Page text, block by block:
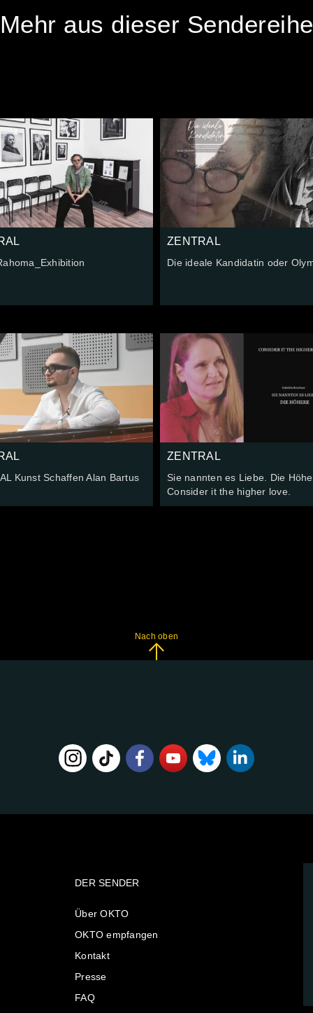
Mehr aus dieser Sendereihe
ZENTRAL
Die ideale Kandidatin oder
Kunst Schaffen Alan Bartus
ZENTRAL
Sie nannten es Liebe. Die
Consider it the higher love.
Nach oben
DER SENDER
Über OKTO
OKTO empfangen
Kontakt
Presse
FAQ